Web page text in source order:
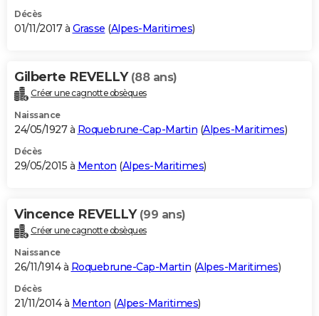
Décès
01/11/2017 à Grasse (Alpes-Maritimes)
Gilberte REVELLY (88 ans)
Créer une cagnotte obsèques
Naissance
24/05/1927 à Roquebrune-Cap-Martin (Alpes-Maritimes)
Décès
29/05/2015 à Menton (Alpes-Maritimes)
Vincence REVELLY (99 ans)
Créer une cagnotte obsèques
Naissance
26/11/1914 à Roquebrune-Cap-Martin (Alpes-Maritimes)
Décès
21/11/2014 à Menton (Alpes-Maritimes)